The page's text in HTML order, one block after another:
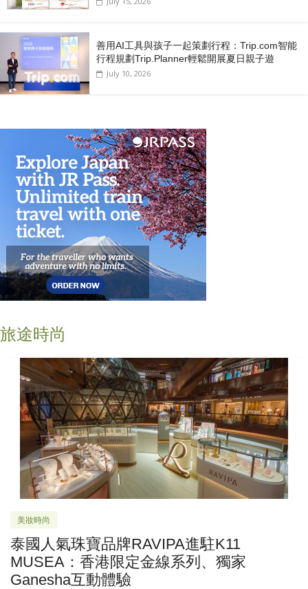
善用AI工具與孩子一起策劃行程：Trip.com智能
行程規劃Trip.Planner輕鬆開展夏日親子遊
July 10, 2026
旅途時尚
美妝時尚
泰國人氣珠寶品牌RAVIPA進駐K11
MUSEA：香港限定金線系列、獨家
Ganesha互動體驗